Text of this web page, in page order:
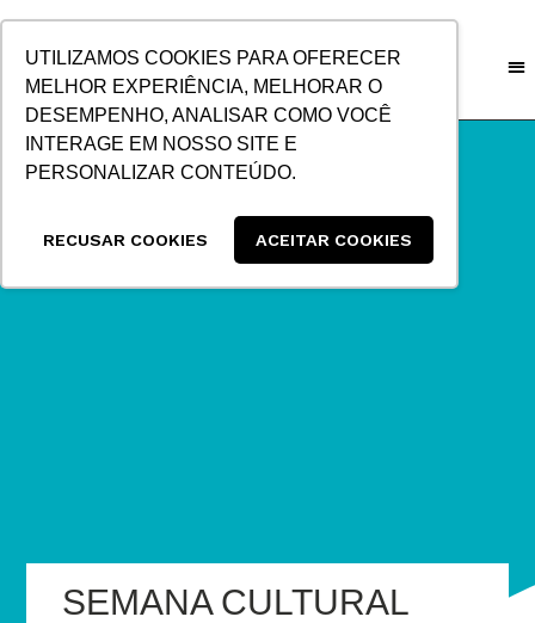
UTILIZAMOS COOKIES PARA OFERECER
MELHOR EXPERIÊNCIA, MELHORAR O
DESEMPENHO, ANALISAR COMO VOCÊ
INTERAGE EM NOSSO SITE E
PERSONALIZAR CONTEÚDO.
RECUSAR COOKIES ACEITAR COOKIES
CONTEÚDO
SEMANA CULTURAL